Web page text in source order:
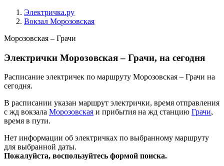
Электричка.ру
Вокзал Морозовская
Морозовская – Грачи
Электрички Морозовская – Грачи, на сегодня
Расписание электричек по маршруту Морозовская – Грачи на
сегодня.
В расписании указан маршрут электрички, время отправления
с жд вокзала Морозовская и прибытия на жд станцию Грачи,
время в пути.
Нет информации об электричках по выбранному маршруту
для выбранной даты.
Пожалуйста, воспользуйтесь формой поиска.